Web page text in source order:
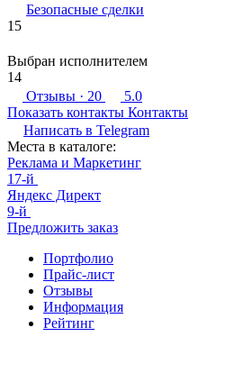
Безопасные сделки
15
Выбран исполнителем
14
Отзывы · 20
5.0
Показать контакты Контакты
Написать в Telegram
Места в каталоге:
Реклама и Маркетинг
17-й
Яндекс Директ
9-й
Предложить заказ
Портфолио
Прайс-лист
Отзывы
Информация
Рейтинг